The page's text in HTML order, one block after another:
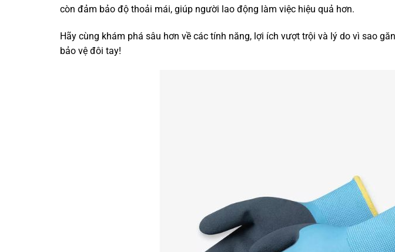
còn đảm bảo độ thoải mái, giúp người lao động làm việc hiệu quả hơn.
Hãy cùng khám phá sâu hơn về các tính năng, lợi ích vượt trội và lý do vì sao
bảo vệ đôi tay!